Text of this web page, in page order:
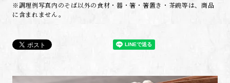
※調理例写真内のそば以外の食材・器・箸・箸置き・茶碗等は、商品
に含まれません。